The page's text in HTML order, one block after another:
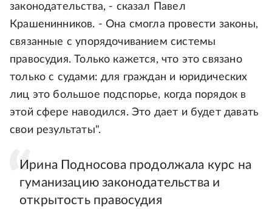
законодательства, - сказал Павел
Крашенинников. - Она смогла провести законы,
связанные с упорядочиванием системы
правосудия. Только кажется, что это связано
только с судами: для граждан и юридических
лиц это большое подспорье, когда порядок в
этой сфере наводился. Это дает и будет давать
свои результаты".
Ирина Подносова продолжала курс на
гуманизацию законодательства и
открытость правосудия